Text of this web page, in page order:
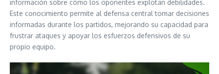
información sobre cómo los oponentes explotan debilidades.
Este conocimiento permite al defensa central tomar decisiones
informadas durante los partidos, mejorando su capacidad para
frustrar ataques y apoyar los esfuerzos defensivos de su
propio equipo.